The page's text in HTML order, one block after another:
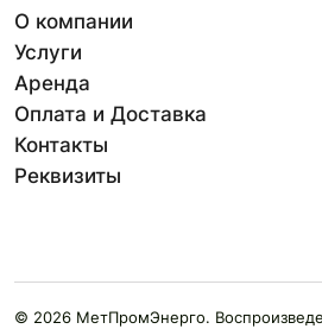
О компании
Услуги
Аренда
Оплата и Доставка
Контакты
Реквизиты
© 2026 МетПромЭнерго.